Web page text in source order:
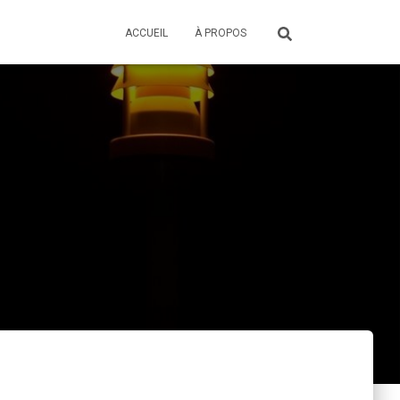
ACCUEIL À PROPOS